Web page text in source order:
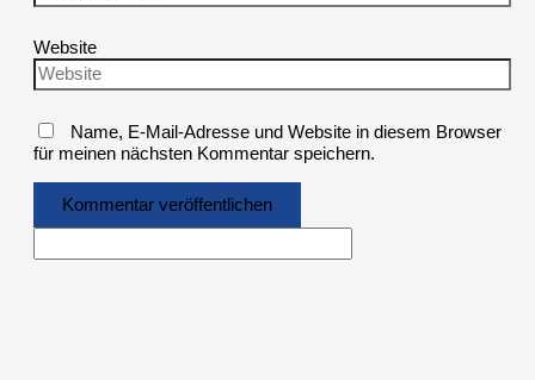
Website
Name, E-Mail-Adresse und Website in diesem Browser
für meinen nächsten Kommentar speichern.